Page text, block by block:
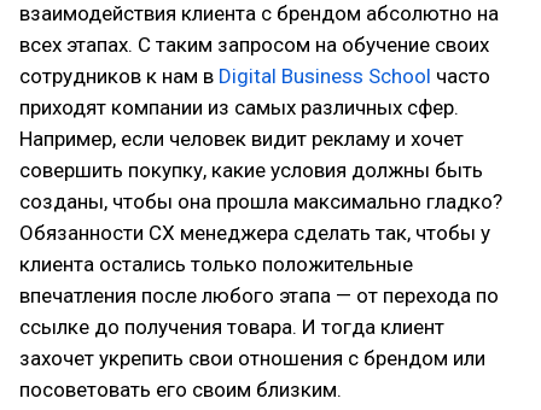
взаимодействия клиента с брендом абсолютно на
всех этапах. С таким запросом на обучение своих
сотрудников к нам в Digital Business School часто
приходят компании из самых различных сфер.
Например, если человек видит рекламу и хочет
совершить покупку, какие условия должны быть
созданы, чтобы она прошла максимально гладко?
Обязанности CX менеджера сделать так, чтобы у
клиента остались только положительные
впечатления после любого этапа — от перехода по
ссылке до получения товара. И тогда клиент
захочет укрепить свои отношения с брендом или
посоветовать его своим близким.